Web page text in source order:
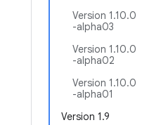
Version 1.10.0
-alpha03
Version 1.10.0
-alpha02
Version 1.10.0
-alpha01
Version 1.9